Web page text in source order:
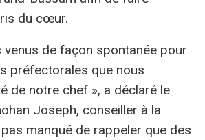
du cœur.
venus de façon spontanée pour
préfectorales que nous
de notre chef », a déclaré le
Joseph, conseiller à la
manqué de rappeler que des